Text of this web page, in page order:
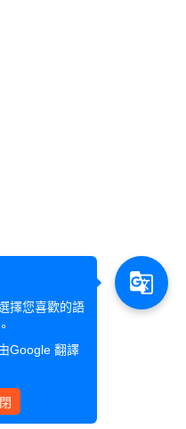
擇您喜歡的語
Google 翻譯
g_translate